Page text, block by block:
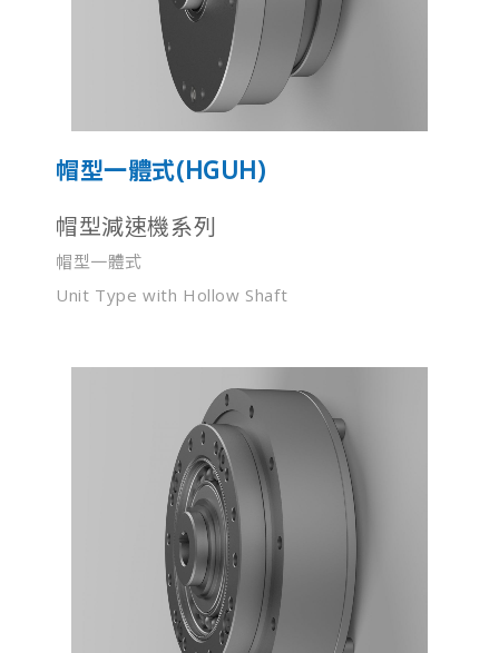
帽型一體式(HGUH)
帽型減速機系列
帽型一體式
Unit Type with Hollow Shaft